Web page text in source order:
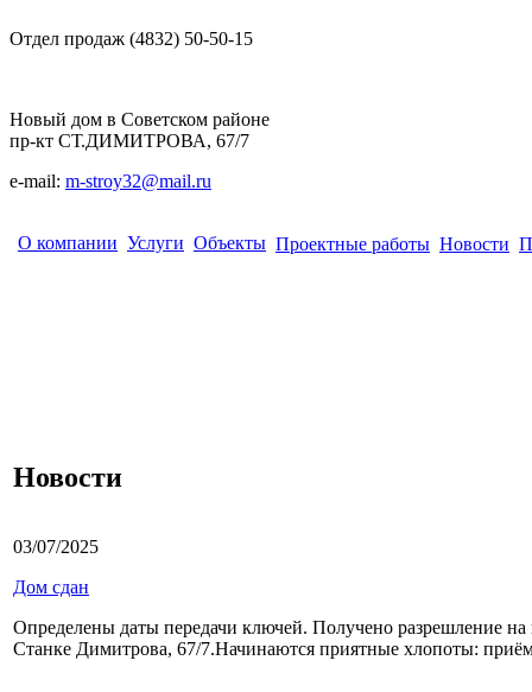
Отдел продаж (4832) 50-50-15
Новый дом в Советском районе
пр-кт СТ.ДИМИТРОВА, 67/7
e-mail: m-stroy32@mail.ru
О компании Услуги Объекты Проектные работы Новости
Новости
03/07/2025
Дом сдан
Определены даты передачи ключей. Получено разрешление
Станке Димитрова, 67/7.Начинаются приятные хлопоты: